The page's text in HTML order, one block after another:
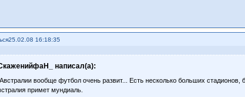
25.02.08 16:18:35
написал(а):
вообще футбол очень развит... Есть несколько больших
примет мундиаль.